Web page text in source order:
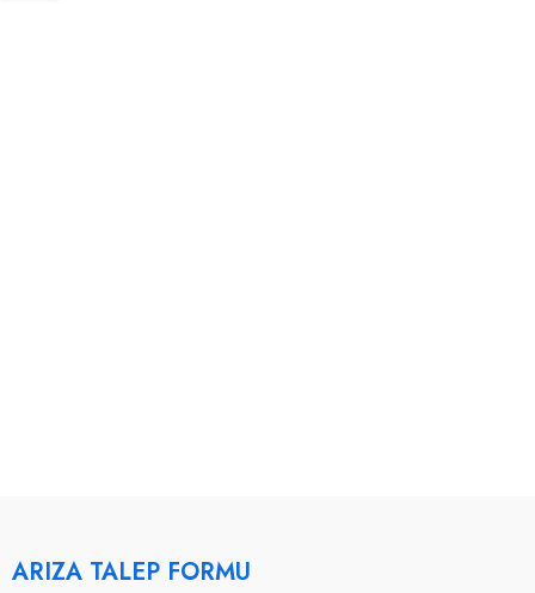
ARIZA TALEP FORMU